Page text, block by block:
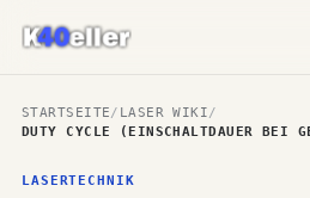
STARTSEITE/ LASER WIKI/
DUTY CYCLE (EINSCHALTDAUER BEI
LASERTECHNIK